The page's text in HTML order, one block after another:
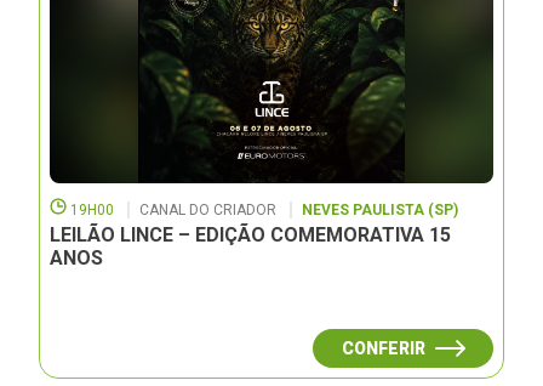
19H00 CANAL DO CRIADOR NEVES PAULISTA (SP)
LEILÃO LINCE – EDIÇÃO COMEMORATIVA 15
ANOS
CONFERIR